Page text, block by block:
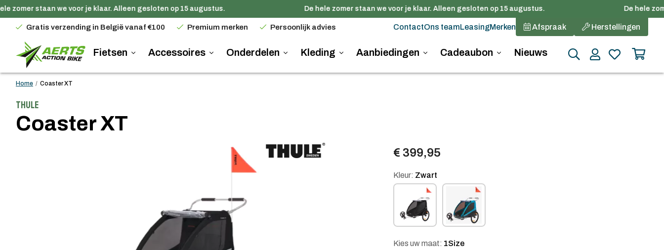
zomer staan we voor je klaar. Alleen gesloten op 15 augustus. De hele zomer staan we voor je klaar. Alleen gesloten op 15 augustus. De hele
Gratis verzending in België vanaf €100 Premium merken Persoonlijk advies ContactOns teamLeasingMerken Afspraak Herstellingen
Fietsen Accessoires Onderdelen Kleding Aanbiedingen Cadeaubon Nieuws
Home / Coaster XT
Thule
Coaster XT
€ 399,95
Kleur: Zwart
Kies uw maat: 1Size